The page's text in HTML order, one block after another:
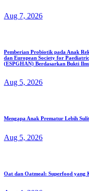
Aug 7, 2026
Pemberian Probiotik pada Anak
dan European Society for
(ESPGHAN) Berdasarkan Bukti
Aug 5, 2026
Mengapa Anak Prematur Lebih
Aug 5, 2026
Oat dan Oatmeal: Superfood yang